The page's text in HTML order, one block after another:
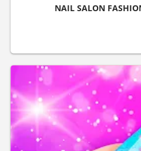
NAIL SALON